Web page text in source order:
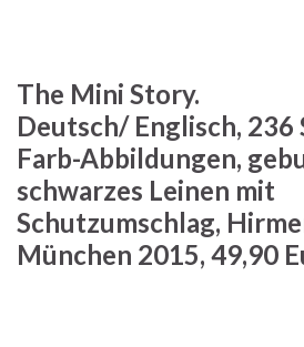
The Mini Story.
Deutsch/ Englisch, 236
Farb-Abbildungen,
schwarzes Leinen mit
Schutzumschlag,
München 2015, 49,90